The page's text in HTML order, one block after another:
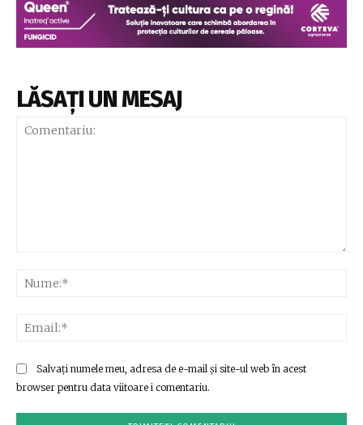
LĂSAȚI UN MESAJ
Salvați numele meu, adresa de e-mail și site-ul web în acest
browser pentru data viitoare i comentariu.